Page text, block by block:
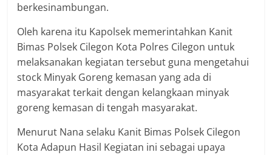
berkesinambungan.
Oleh karena itu Kapolsek memerintahkan Kanit
Bimas Polsek Cilegon Kota Polres Cilegon untuk
melaksanakan kegiatan tersebut guna mengetahui
stock Minyak Goreng kemasan yang ada di
masyarakat terkait dengan kelangkaan minyak
goreng kemasan di tengah masyarakat.
Menurut Nana selaku Kanit Bimas Polsek Cilegon
Kota Adapun Hasil Kegiatan ini sebagai upaya